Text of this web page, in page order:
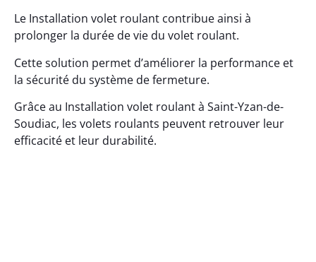
Le Installation volet roulant contribue ainsi à
prolonger la durée de vie du volet roulant.
Cette solution permet d’améliorer la performance et
la sécurité du système de fermeture.
Grâce au Installation volet roulant à Saint-Yzan-de-
Soudiac, les volets roulants peuvent retrouver leur
efficacité et leur durabilité.